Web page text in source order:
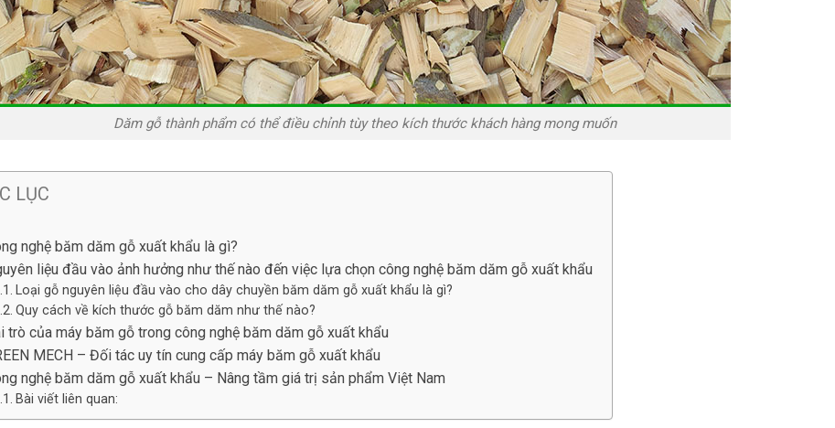
Dăm gỗ thành phẩm có thể điều chỉnh tùy theo kích thước khách hàng mong muốn
LỤC
nghệ băm dăm gỗ xuất khẩu là gì?
liệu đầu vào ảnh hưởng như thế nào đến việc lựa chọn công nghệ băm dăm gỗ xuất khẩu
Loại gỗ nguyên liệu đầu vào cho dây chuyền băm dăm gỗ xuất khẩu là gì?
Quy cách về kích thước gỗ băm dăm như thế nào?
trò của máy băm gỗ trong công nghệ băm dăm gỗ xuất khẩu
MECH – Đối tác uy tín cung cấp máy băm gỗ xuất khẩu
nghệ băm dăm gỗ xuất khẩu – Nâng tầm giá trị sản phẩm Việt Nam
Bài viết liên quan: